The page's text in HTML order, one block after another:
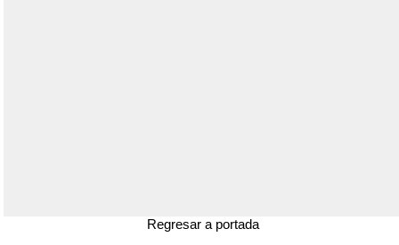
Regresar a portada